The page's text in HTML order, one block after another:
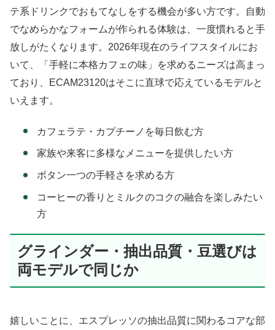
テ系ドリンクでおもてなしをする機会が多い方です。自動
でなめらかなフォームが作られる体験は、一度慣れると手
放しがたくなります。2026年現在のライフスタイルにお
いて、「手軽に本格カフェの味」を求めるニーズは高まっ
ており、ECAM23120はそこに直球で応えているモデルと
いえます。
カフェラテ・カプチーノを毎日飲む方
家族や来客に多様なメニューを提供したい方
ボタン一つの手軽さを求める方
コーヒーの香りとミルクのコクの融合を楽しみたい
方
グラインダー・抽出品質・豆選びは
両モデルで同じか
嬉しいことに、エスプレッソの抽出品質に関わるコアな部